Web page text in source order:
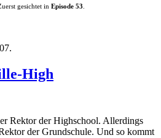
gesichtet in Episode 53
.
High
Rektor der Highschool. Allerdings
der Grundschule. Und so kommt